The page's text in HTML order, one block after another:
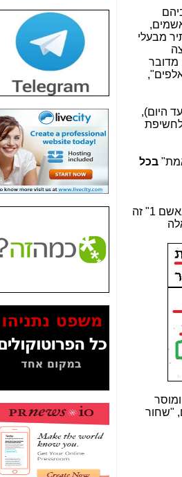
מבעלי
מדובר
היום),
לחשיפת
בכל
1" זה
"שחור
הסלולר -כאן
חשיפת מה שלא
רוצים שתדעו בעניין
פריסת אנלימיטד
(בניחוח בלתי נסבל) -
כאן
חשיפה: איוב קרא
אישר לקבוצת סלקום
בדיוק מה שביבי אישר
כאן
האם השר איוב קרא
היה צריך בכלל לחתום
על האישור, שנתן
האם ביבי וקרא קבלו
בכלל תמורה עבור
המסמכים בנושא בזק-
Yes (תיק 4000)
מוכיחים "תפירת תיק"
לאיש הלא נכון! -כאן
עובדות ומסמכים
האם ביבי כשר
תקשורת עזר לקב'
בזק? -כאן
מה מקור ה-Fake
News שהביא לתפירת
תיק לביבי והעלמת